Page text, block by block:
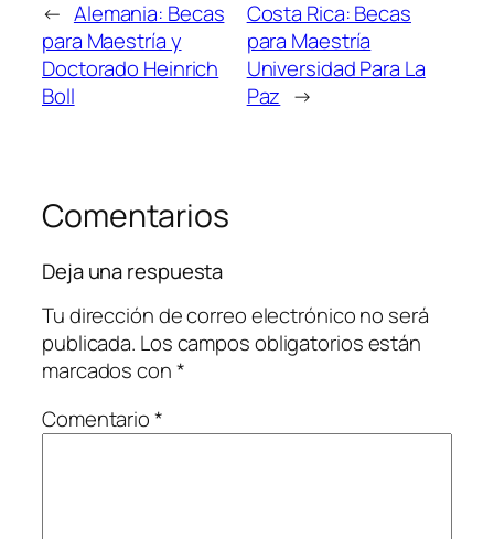
← Alemania: Becas
para Maestría y
Doctorado Heinrich
Boll
Costa Rica: Becas
para Maestría
Universidad Para La
Paz →
Comentarios
Deja una respuesta
Tu dirección de correo electrónico no será
publicada. Los campos obligatorios están
marcados con*
Comentario*